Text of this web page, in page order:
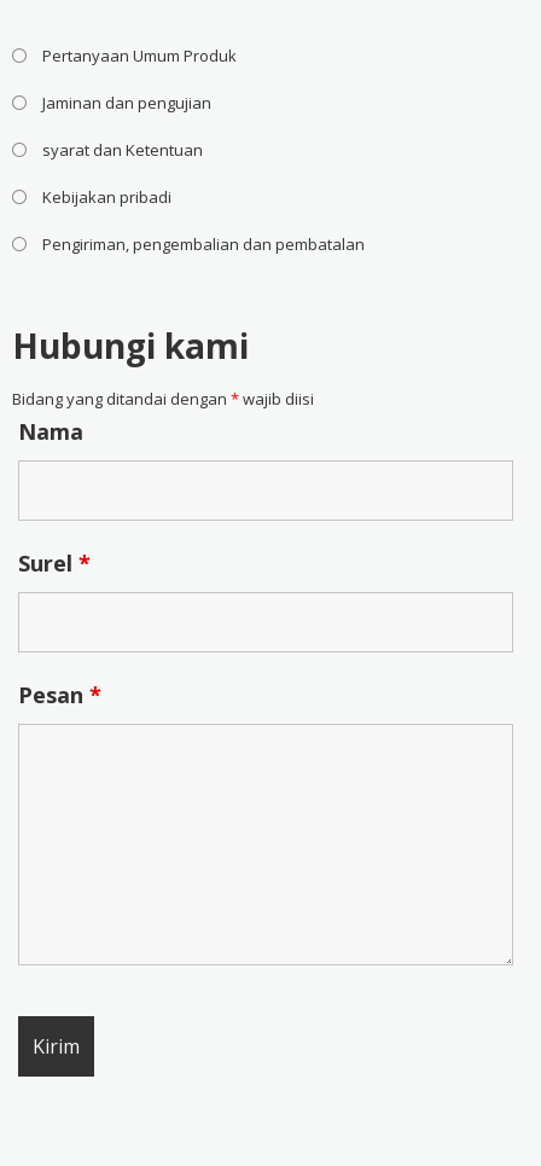
Pertanyaan Umum Produk
Jaminan dan pengujian
syarat dan Ketentuan
Kebijakan pribadi
Pengiriman, pengembalian dan pembatalan
Hubungi kami
Bidang yang ditandai dengan *wajib diisi
Nama
Surel *
Pesan *